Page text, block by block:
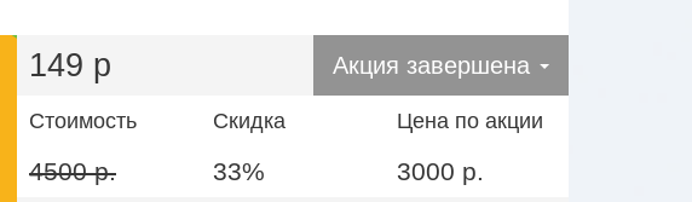
149 р Акция завершена
Стоимость
4500 р.
Скидка
33%
Цена по акции
3000 р.